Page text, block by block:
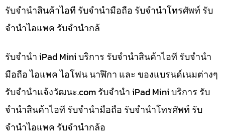
รับจำนำสินค้าไอที รับจำนำมือถือ รับจำนำโทรศัพท์ รับ
จำนำไอแพค รับจำนำกล้
รับจำนำ iPad Mini บริการ รับจำนำสินค้าไอที รับจำนำ
มือถือ ไอแพค ไอโฟน นาฬิกา และ ของแบรนด์เนมต่างๆ
รับจํานําแจ้งวัฒนะ.com รับจำนำ iPad Mini บริการ รับ
จำนำสินค้าไอที รับจำนำมือถือ รับจำนำโทรศัพท์ รับ
จำนำไอแพค รับจำนำกล้อ